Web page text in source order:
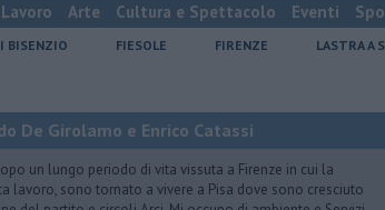
Lavoro Arte Cultura e Spettacolo Eventi
BISENZIO FIESOLE FIRENZE LASTRA A
De Girolamo e Enrico Catassi
un lungo periodo di vita vissuta a Firenze in cui la
lavoro, sono tornato a vivere a Pisa dove sono cresciuto